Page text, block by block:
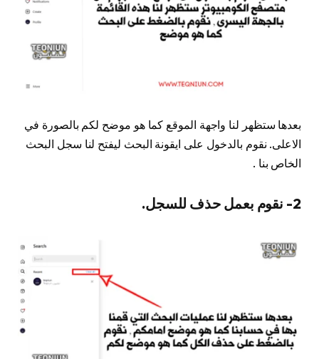
بعدها ستظهر لنا واجهة الموقع كما هو موضح لكم بالصورة في
الاعلى. نقوم بالدخول على ايقونة البحث ليفتح لنا سجل البحث
الخاص بنا .
2- نقوم بعمل حذف للسجل.